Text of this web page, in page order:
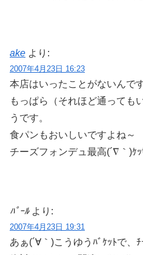
ake より:
2007年4月23日 16:23
本店はいったことがないんです
もっぱら（それほど通っても
うです。
食パンもおいしいですよね～
チーズフォンデュ最高(´∇｀)ｹ
ﾊﾟｰﾙ より:
2007年4月23日 19:31
あぁ(´∀｀)こうゆうﾊﾞｹｯﾄで、ﾁ